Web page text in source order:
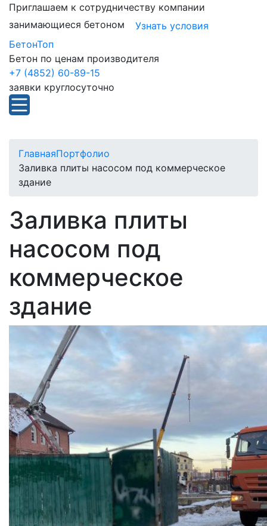
Приглашаем к сотрудничеству компании
занимающиеся бетоном
Узнать условия
БетонТоп
Бетон по ценам производителя
+7 (4852) 60-89-15
заявки круглосуточно
ГлавнаяПортфолио
Заливка плиты насосом под коммерческое
здание
Заливка плиты
насосом под
коммерческое
здание